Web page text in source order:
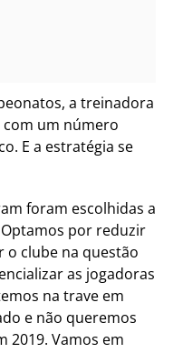
a treinadora
um número
E a estratégia se
foram escolhidas a
por reduzir
o clube na questão
as jogadoras
na trave em
e não queremos
2019. Vamos em